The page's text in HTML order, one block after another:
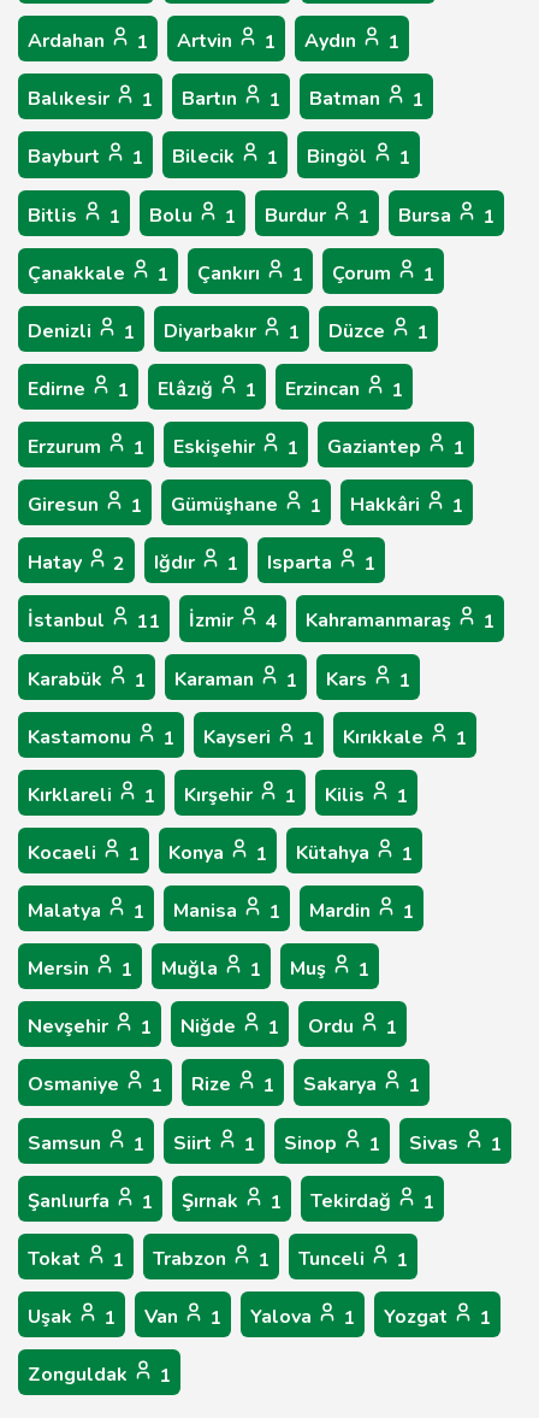
Ardahan 1 Artvin 1 Aydın 1
Balıkesir 1 Bartın 1 Batman 1
Bayburt 1 Bilecik 1 Bingöl 1
Bitlis 1 Bolu 1 Burdur 1 Bursa 1
Çanakkale 1 Çankırı 1 Çorum 1
Denizli 1 Diyarbakır 1 Düzce 1
Edirne 1 Elâzığ 1 Erzincan 1
Erzurum 1 Eskişehir 1 Gaziantep 1
Giresun 1 Gümüşhane 1 Hakkâri 1
Hatay 2 Iğdır 1 Isparta 1
İstanbul 11 İzmir 4 Kahramanmaraş 1
Karabük 1 Karaman 1 Kars 1
Kastamonu 1 Kayseri 1 Kırıkkale 1
Kırklareli 1 Kırşehir 1 Kilis 1
Kocaeli 1 Konya 1 Kütahya 1
Malatya 1 Manisa 1 Mardin 1
Mersin 1 Muğla 1 Muş 1
Nevşehir 1 Niğde 1 Ordu 1
Osmaniye 1 Rize 1 Sakarya 1
Samsun 1 Siirt 1 Sinop 1 Sivas 1
Şanlıurfa 1 Şırnak 1 Tekirdağ 1
Tokat 1 Trabzon 1 Tunceli 1
Uşak 1 Van 1 Yalova 1 Yozgat 1
Zonguldak 1